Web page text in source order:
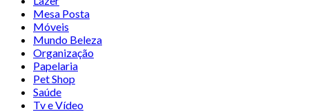
Mesa Posta
Móveis
Mundo Beleza
Organização
Papelaria
Pet Shop
Saúde
Tv e Vídeo